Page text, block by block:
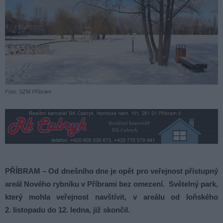
Foto: SZM Příbram
PŘÍBRAM – Od dnešního dne je opět pro veřejnost přístupný
areál Nového rybníku v Příbrami bez omezení. Světelný park,
který mohla veřejnost navštívit, v areálu od loňského
2. listopadu do 12. ledna, již skončil.